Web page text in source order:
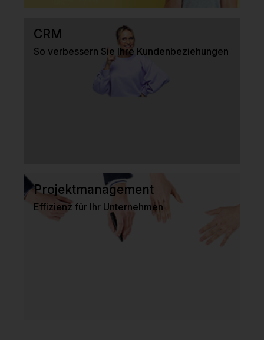
CRM
So verbessern Sie Ihre Kundenbeziehungen
Projektmanagement
Effizienz für Ihr Unternehmen